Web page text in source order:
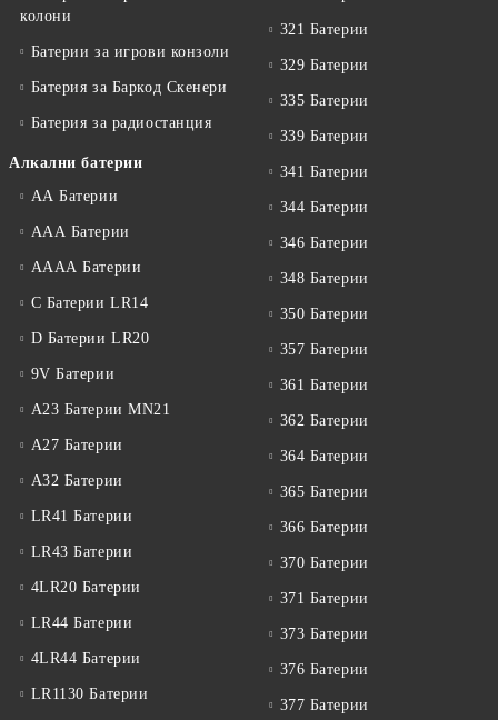
колони
Батерии за игрови конзоли
Батерия за Баркод Скенери
Батерия за радиостанция
Алкални батерии
АА Батерии
ААА Батерии
АААА Батерии
C Батерии LR14
D Батерии LR20
9V Батерии
A23 Батерии MN21
A27 Батерии
A32 Батерии
LR41 Батерии
LR43 Батерии
4LR20 Батерии
LR44 Батерии
4LR44 Батерии
LR1130 Батерии
321 Батерии
329 Батерии
335 Батерии
339 Батерии
341 Батерии
344 Батерии
346 Батерии
348 Батерии
350 Батерии
357 Батерии
361 Батерии
362 Батерии
364 Батерии
365 Батерии
366 Батерии
370 Батерии
371 Батерии
373 Батерии
376 Батерии
377 Батерии